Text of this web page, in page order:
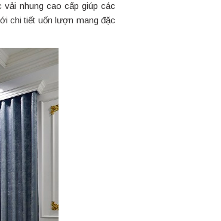
vải nhung cao cấp giúp các
chi tiết uốn lượn mang đặc